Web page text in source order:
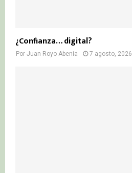
¿Confianza… digital?
Por Juan Royo Abenia 7 agosto, 2026